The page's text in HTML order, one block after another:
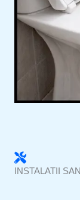
INSTALATII